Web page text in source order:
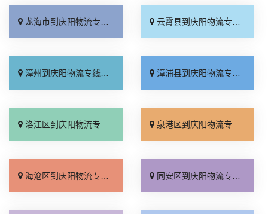
龙海市到庆阳物流专线_实时跟踪 「价位合理」 云霄县到庆阳物流专线_按时送达「专业调车」
漳州到庆阳物流专线_不随意加价「保证时效」 漳浦县到庆阳物流专线_快速响应「专线快运」
洛江区到庆阳物流专线_多年经验「几天到达」 泉港区到庆阳物流专线_托运放心「价格实惠」
海沧区到庆阳物流专线_专线快运「托运省心」 同安区到庆阳物流专线_托运放心「运价行情」